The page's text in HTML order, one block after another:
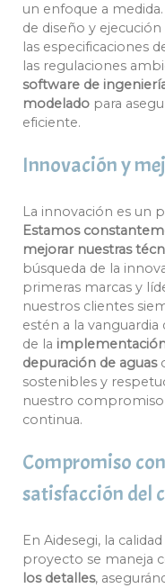
un enfoque a
de diseño y
las especificaciones
las regulaciones
software de
modelado para
eficiente.
Innovación y
La innovación es un
Estamos
mejorar nuestras
búsqueda de la
primeras marcas y
nuestros clientes
estén a la vanguardia
de la
depuración de aguas
sostenibles y
nuestro compromiso
continua.
Compromiso
satisfacción del
En Aidesegi, la
proyecto se maneja
los detalles,